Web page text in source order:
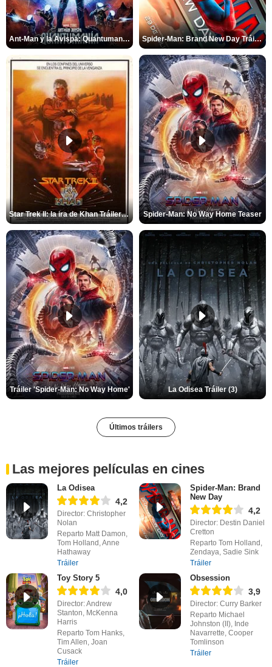
Ant-Man y la Avispa: Quantumanía Tráiler (2) Spider-Man: Brand New Day Tráiler (3)
Star Trek II: la ira de Khan Tráiler VO Spider-Man: No Way Home Teaser
Tráiler 'Spider-Man: No Way Home' La Odisea Tráiler (3)
Últimos tráilers
Las mejores películas en cines
La Odisea
4,2
Director: Christopher
Nolan
Reparto Matt Damon,
Tom Holland, Anne
Hathaway
Tráiler
Spider-Man: Brand
New Day
4,2
Director: Destin Daniel
Cretton
Reparto Tom Holland,
Zendaya, Sadie Sink
Tráiler
Toy Story 5
4,0
Director: Andrew
Stanton, McKenna
Harris
Reparto Tom Hanks,
Tim Allen, Joan
Cusack
Tráiler
Obsession
3,9
Director: Curry Barker
Reparto Michael
Johnston (II), Inde
Navarrette, Cooper
Tomlinson
Tráiler